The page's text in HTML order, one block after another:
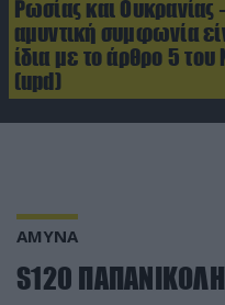
Ρωσίας και Ουκρανίας
αμυντική συμφωνία
ίδια με το άρθρο 5 του
(upd)
ΑΜΥΝΑ
S120